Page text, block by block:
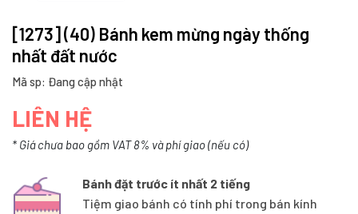
[1273] (40) Bánh kem mừng ngày thống
nhất đất nước
Mã sp: Đang cập nhật
LIÊN HỆ
* Giá chưa bao gồm VAT 8% và phí giao (nếu có)
Bánh đặt trước ít nhất 2 tiếng
Tiệm giao bánh có tính phí trong bán kính